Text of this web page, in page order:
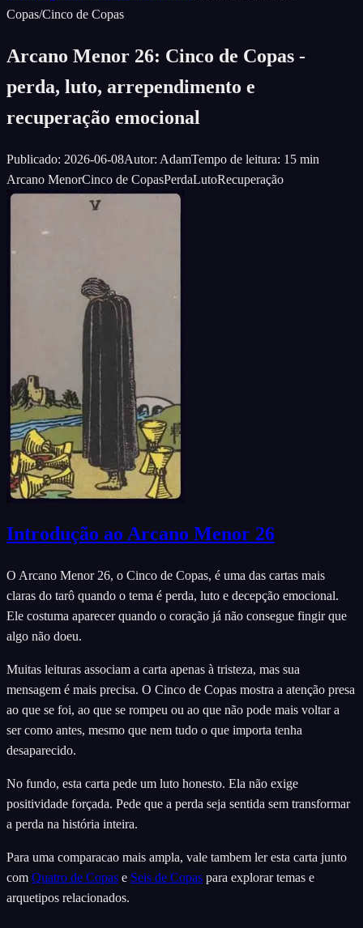
Copas/Cinco de Copas
Arcano Menor 26: Cinco de Copas -
perda, luto, arrependimento e
recuperação emocional
Publicado: 2026-06-08Autor: AdamTempo de leitura: 15 min
Arcano MenorCinco de CopasPerdaLutoRecuperação
Introdução ao Arcano Menor 26
O Arcano Menor 26, o Cinco de Copas, é uma das cartas mais
claras do tarô quando o tema é perda, luto e decepção emocional.
Ele costuma aparecer quando o coração já não consegue fingir que
algo não doeu.
Muitas leituras associam a carta apenas à tristeza, mas sua
mensagem é mais precisa. O Cinco de Copas mostra a atenção presa
ao que se foi, ao que se rompeu ou ao que não pode mais voltar a
ser como antes, mesmo que nem tudo o que importa tenha
desaparecido.
No fundo, esta carta pede um luto honesto. Ela não exige
positividade forçada. Pede que a perda seja sentida sem transformar
a perda na história inteira.
Para uma comparacao mais ampla, vale tambem ler esta carta junto
com Quatro de Copas e Seis de Copas para explorar temas e
arquetipos relacionados.